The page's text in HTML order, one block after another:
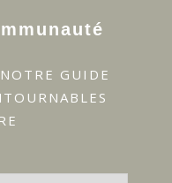
GUIDE